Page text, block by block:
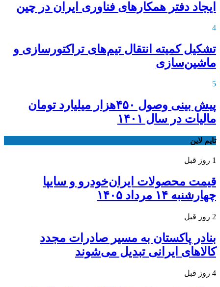
ایجاد دفتر همکارهای فناوری ایران در چین
4
تشکیل کمیته انتقال تیم‌های تراکتورسازی و
ماشین‌سازی
5
پیش بینی وصول ۴۵۰هزار میلیارد تومان
مالیات در سال ۱۴۰۱
تایم لاین
1 روز قبل
قیمت محصولات ایران‌خودرو و سایپا
چهارشنبه ۱۴ مرداد ۱۴۰۵
2 روز قبل
بنادر پاکستان به مسیر صادرات مجدد
کالاهای ایرانی تبدیل می‌شوند
4 روز قبل